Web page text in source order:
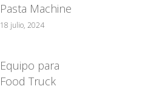
Pasta Machine
18 julio, 2024
Equipo para
Food Truck